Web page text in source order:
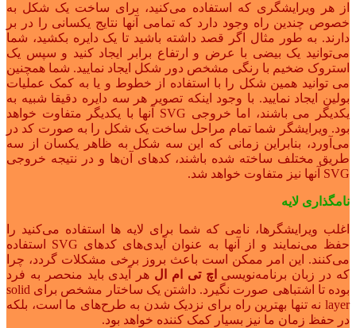
از هر ویرایشگری که استفاده می‌کنید، برای ساخت یک شکل به
خصوص چندین راه وجود دارد که تمامی آنها نتایج یکسانی را در بر
دارند. به طور مثال اگر قصد داشته باشید تا یک دایره بکشید، شما
می‌توانید یک بیضی با عرض و ارتفاع برابر ایجاد کنید و سپس یک
استروک ضخیم با رنگی مشخص دور شکل ایجاد نمایید. شما همچنین
می توانید همین شکل را با استفاده از خطوط و یا به کمک عملیات
بولین ایجاد نمایید. با وجود اینکه تصویر هر سه دایره دقیقا شبیه به
یکدیگر می باشند، اما خروجی SVG آنها با یکدیگر متفاوت خواهد
بود. ویرایشگر شما تمام مراحل ساخت یک شکل را به صورت کد در
می‌آورد، بنابراین زمانی که این سه شکل به ظاهر یکسان از سه
طریق مختلف ساخته شده باشند، کدهای آن‌ها و در نتیجه خروجی
SVG آنها نیز متفاوت خواهد شد.
نامگذاری لایه
اغلب ویرایشگرها، نامی که شما برای لایه ها استفاده می‌کنید را
حفظ می‌نمایند و از آنها به عنوان آیدی‌های کدهای SVG استفاده
می‌کنند. این امر ممکن است باعث بروز برخی مشکلات گردد، چرا
که در زبان برنامه‌نویسی اچ تی ام ال هر آیدی باید منحصر به فرد
بوده تا اشتباهی صورت نگیرد. داشتن یک ساختار مشخص برای solid
layer نه تنها بهترین راه برای نزدیک شدن به طرح‌های ما است، بلکه
در حفظ زمان ما نیز بسیار کمک کننده خواهد بود.